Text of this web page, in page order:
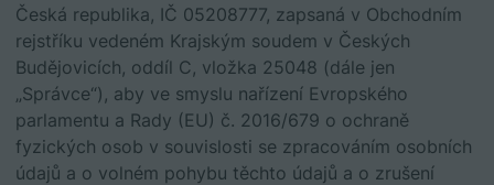
Česká republika, IČ 05208777, zapsaná v Obchodním
rejstříku vedeném Krajským soudem v Českých
Budějovicích, oddíl C, vložka 25048 (dále jen
„Správce“), aby ve smyslu nařízení Evropského
parlamentu a Rady (EU) č. 2016/679 o ochraně
fyzických osob v souvislosti se zpracováním osobních
údajů a o volném pohybu těchto údajů a o zrušení